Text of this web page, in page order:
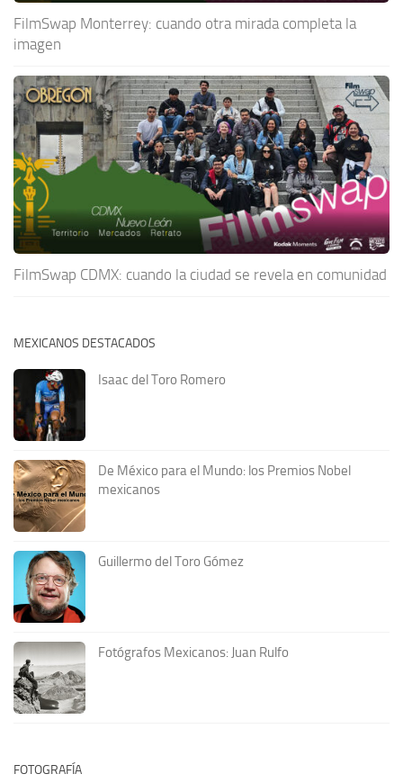
FilmSwap Monterrey: cuando otra mirada completa la
imagen
FilmSwap CDMX: cuando la ciudad se revela en comunidad
MEXICANOS DESTACADOS
Isaac del Toro Romero
De México para el Mundo: los Premios Nobel
mexicanos
Guillermo del Toro Gómez
Fotógrafos Mexicanos: Juan Rulfo
FOTOGRAFÍA